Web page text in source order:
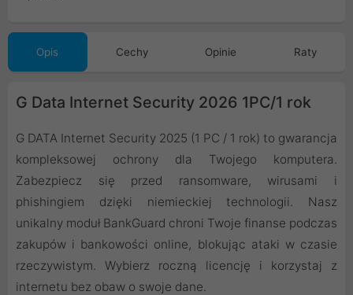
Opis Cechy Opinie Raty
G Data Internet Security 2026 1PC/1 rok
G DATA Internet Security 2025 (1 PC / 1 rok) to gwarancja
kompleksowej ochrony dla Twojego komputera.
Zabezpiecz się przed ransomware, wirusami i
phishingiem dzięki niemieckiej technologii. Nasz
unikalny moduł BankGuard chroni Twoje finanse podczas
zakupów i bankowości online, blokując ataki w czasie
rzeczywistym. Wybierz roczną licencję i korzystaj z
internetu bez obaw o swoje dane.